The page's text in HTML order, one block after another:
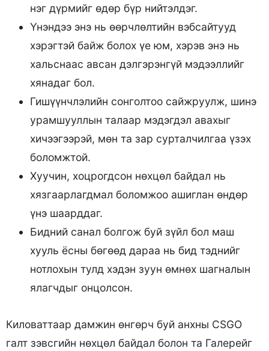
нэг дүрмийг өдөр бүр нийтэлдэг.
Үнэндээ энэ нь өөрчлөлтийн вэбсайтууд
хэрэгтэй байж болох үе юм, хэрэв энэ нь
хальснаас авсан дэлгэрэнгүй мэдээллийг
хянадаг бол.
Гишүүнчлэлийн сонголтоо сайжруулж, шинэ
урамшууллын талаар мэдэгдэл авахыг
хичээгээрэй, мөн та зар сурталчилгаа үзэх
боломжтой.
Хуучин, хоцрогдсон нөхцөл байдал нь
хязгаарлагдмал боломжоо ашиглан өндөр
үнэ шаарддаг.
Бидний санал болгож буй зүйл бол маш
хууль ёсны бөгөөд дараа нь бид тэднийг
нотлохын тулд хэдэн зуун өмнөх шагналын
ялагчдыг онцолсон.
Киловаттаар дамжин өнгөрч буй анхны CSGO
галт зэвсгийн нөхцөл байдал болон та Галерейг